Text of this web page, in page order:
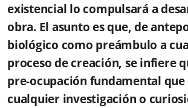
existencial lo compulsará a
obra. El asunto es que, de
biológico como preámbulo a
proceso de creación, se infiere
pre-ocupación fundamental que
cualquier investigación o